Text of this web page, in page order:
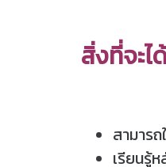
สิ่งที่จะ
สามาร
เรียนรู้